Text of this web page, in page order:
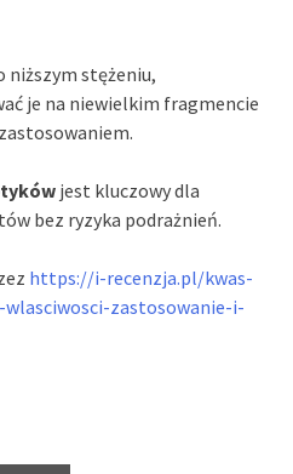
niższym stężeniu,
je na niewielkim fragmencie
jest kluczowy dla
bez ryzyka podrażnień.
https://i-recenzja.pl/kwas-
zastosowanie-i-